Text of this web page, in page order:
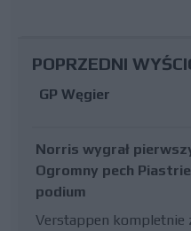
POPRZEDNI
GP Węgier
Norris wygrał
Ogromny pech
podium
Verstappen kompletnie